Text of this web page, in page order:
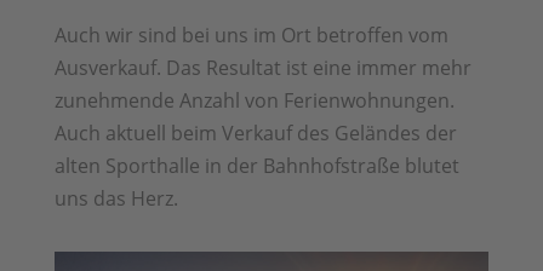
Auch wir sind bei uns im Ort betroffen vom
Ausverkauf. Das Resultat ist eine immer mehr
zunehmende Anzahl von Ferienwohnungen.
Auch aktuell beim Verkauf des Geländes der
alten Sporthalle in der Bahnhofstraße blutet
uns das Herz.